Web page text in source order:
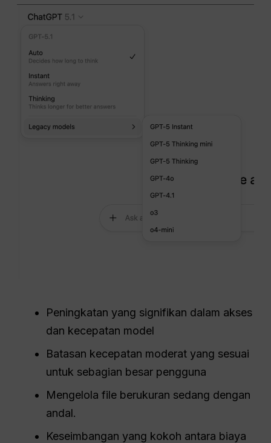
Peningkatan yang signifikan dalam akses
dan kecepatan model
Batasan kecepatan moderat yang sesuai
untuk sebagian besar pengguna
Mengelola file berukuran sedang dengan
andal.
Keseimbangan yang kokoh antara biaya